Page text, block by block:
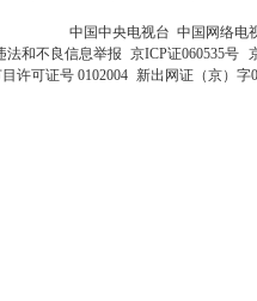
中国中央电视台 中国网络电
法和不良信息举报 京ICP证060535号
许可证号 0102004 新出网证（京）